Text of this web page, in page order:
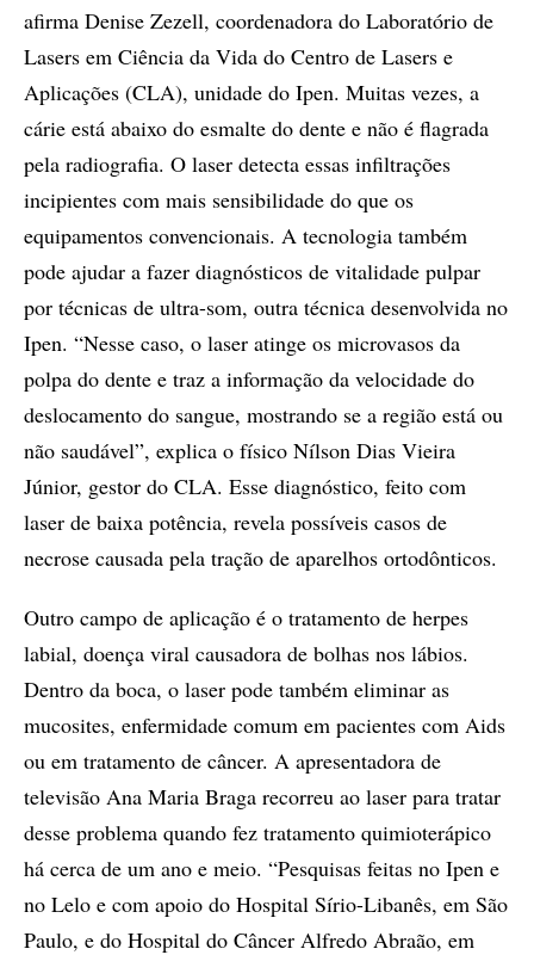
afirma Denise Zezell, coordenadora do Laboratório de
Lasers em Ciência da Vida do Centro de Lasers e
Aplicações (CLA), unidade do Ipen. Muitas vezes, a
cárie está abaixo do esmalte do dente e não é flagrada
pela radiografia. O laser detecta essas infiltrações
incipientes com mais sensibilidade do que os
equipamentos convencionais. A tecnologia também
pode ajudar a fazer diagnósticos de vitalidade pulpar
por técnicas de ultra-som, outra técnica desenvolvida no
Ipen. “Nesse caso, o laser atinge os microvasos da
polpa do dente e traz a informação da velocidade do
deslocamento do sangue, mostrando se a região está ou
não saudável”, explica o físico Nílson Dias Vieira
Júnior, gestor do CLA. Esse diagnóstico, feito com
laser de baixa potência, revela possíveis casos de
necrose causada pela tração de aparelhos ortodônticos.
Outro campo de aplicação é o tratamento de herpes
labial, doença viral causadora de bolhas nos lábios.
Dentro da boca, o laser pode também eliminar as
mucosites, enfermidade comum em pacientes com Aids
ou em tratamento de câncer. A apresentadora de
televisão Ana Maria Braga recorreu ao laser para tratar
desse problema quando fez tratamento quimioterápico
há cerca de um ano e meio. “Pesquisas feitas no Ipen e
no Lelo e com apoio do Hospital Sírio-Libanês, em São
Paulo, e do Hospital do Câncer Alfredo Abraão, em